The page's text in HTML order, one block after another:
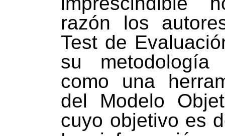
razón los
Test de
su metodología
como una
del Modelo
cuyo objetivo es